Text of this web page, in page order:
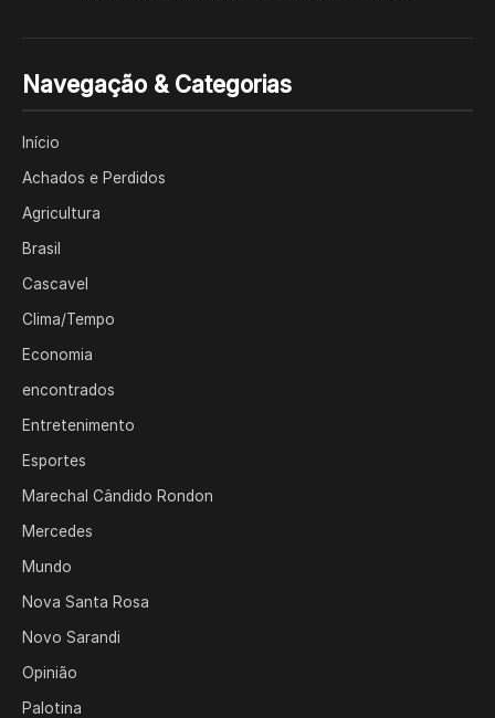
Navegação & Categorias
Início
Achados e Perdidos
Agricultura
Brasil
Cascavel
Clima/Tempo
Economia
encontrados
Entretenimento
Esportes
Marechal Cândido Rondon
Mercedes
Mundo
Nova Santa Rosa
Novo Sarandi
Opinião
Palotina